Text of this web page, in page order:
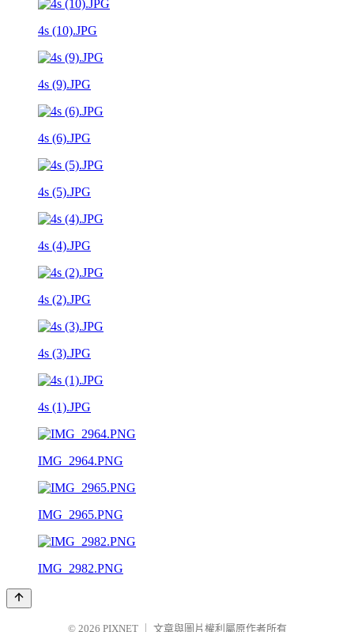
4s (10).JPG
4s (9).JPG
4s (6).JPG
4s (5).JPG
4s (4).JPG
4s (2).JPG
4s (3).JPG
4s (1).JPG
IMG_2964.PNG
IMG_2965.PNG
IMG_2982.PNG
© 2026 PIXNET 文章與圖片權利屬原作者所有